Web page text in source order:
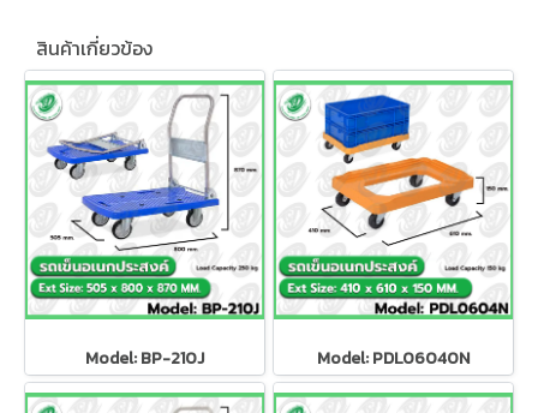
สินค้าเกี่ยวข้อง
Model: BP-210J Model: PDL06040N